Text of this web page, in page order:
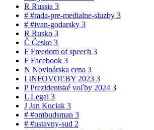
R Russia 3
# #rada-pre-medialne-sluzby 3
# #ivan-godarsky 3
R Rusko 3
Č Česko 3
F Freedom of speech 3
F Facebook 3
N Novinárska cena 3
I INFOVOĽBY 2023 3
PPrezidentské voľby 2024 3
L Legal 3
J Jan Kuciak 3
# #ombudsman 3
# #ustavny-sud 2